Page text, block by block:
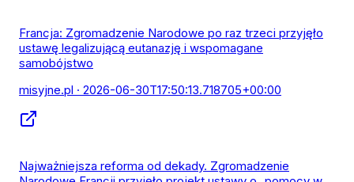
Francja: Zgromadzenie Narodowe po raz trzeci przyjęło
ustawę legalizującą eutanazję i wspomagane
samobójstwo
misyjne.pl · 2026-06-30T17:50:13.718705+00:00
Najważniejsza reforma od dekady. Zgromadzenie